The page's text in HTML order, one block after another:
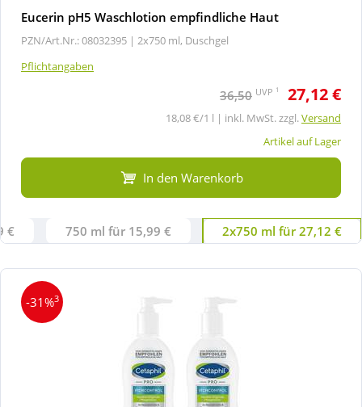
Eucerin pH5 Waschlotion empfindliche Haut
PZN/Art.Nr.: 08032395 | 2x750 ml, Duschgel
Pflichtangaben
36,50 UVP 1 27,12 €
18,08 €/1 l | inkl. MwSt. zzgl.Versand
Artikel auf Lager
In den Warenkorb
€ 750 ml für 15,99 € 2x750 ml für 27,12 €
-31%3